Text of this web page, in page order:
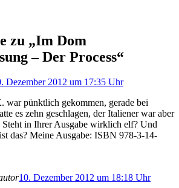
zu „Im Dom
– Der Process“
Dezember 2012 um 17:35 Uhr
war pünktlich gekommen, gerade bei
es zehn geschlagen, der Italiener war aber
Steht in Ihrer Ausgabe wirklich elf? Und
das? Meine Ausgabe: ISBN 978-3-14-
10. Dezember 2012 um 18:18 Uhr